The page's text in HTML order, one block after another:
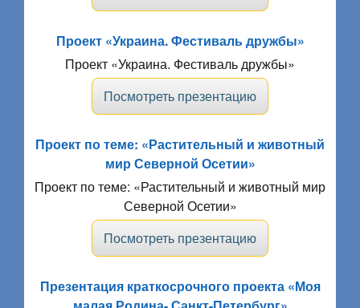
Проект «Украина. Фестиваль дружбы»
Проект «Украина. Фестиваль дружбы»
Посмотреть презентацию
Проект по теме: «Растительный и животный
мир Северной Осетии»
Проект по теме: «Растительный и животный мир
Северной Осетии»
Посмотреть презентацию
Презентация краткосрочного проекта «Моя